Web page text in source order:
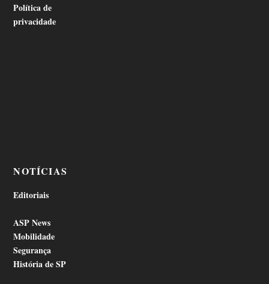
Política de
privacidade
NOTÍCIAS
Editoriais
ASP News
Mobilidade
Segurança
História de SP